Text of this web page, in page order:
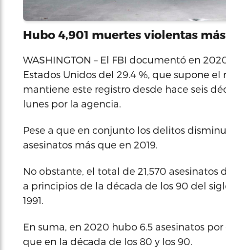
Hubo 4,901 muertes violentas
WASHINGTON – El FBI documentó en
Estados Unidos del 29.4 %, que supone
mantiene este registro desde hace seis
lunes por la agencia.
Pese a que en conjunto los delitos
asesinatos más que en 2019.
No obstante, el total de 21,570
a principios de la década de los 90 del
1991.
En suma, en 2020 hubo 6.5 asesinatos
que en la década de los 80 y los 90.